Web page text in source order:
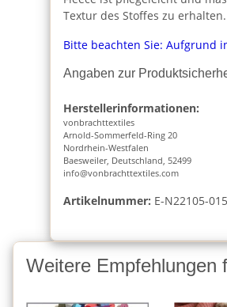
Textur des Stoffes zu
Bitte beachten Sie: Aufgrund
Angaben zur
Herstellerinformationen:
vonbrachttextiles
Arnold-Sommerfeld-Ring 20
Nordrhein-Westfalen
Baesweiler, Deutschland, 52499
info@vonbrachttextiles.com
Artikelnummer: E-N22105-015
Weitere Empfehlungen